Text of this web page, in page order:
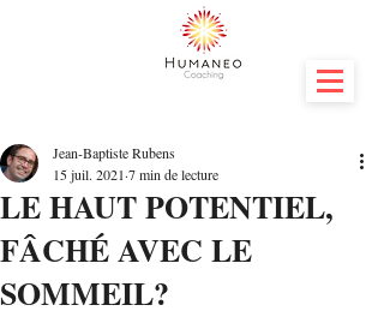
LE HAUT POTENTIEL,
FÂCHÉ AVEC LE
SOMMEIL?
Jean-Baptiste Rubens
15 juil. 2021 7 min de lecture